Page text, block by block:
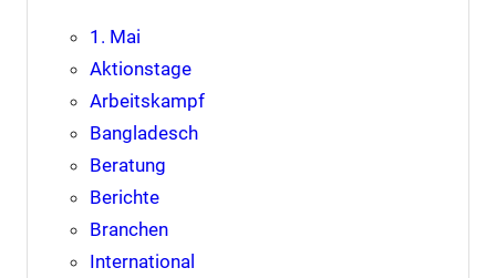
1. Mai
Aktionstage
Arbeitskampf
Bangladesch
Beratung
Berichte
Branchen
International